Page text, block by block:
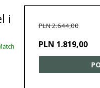
i
PLN 2.644,00
PLN 1.819,00